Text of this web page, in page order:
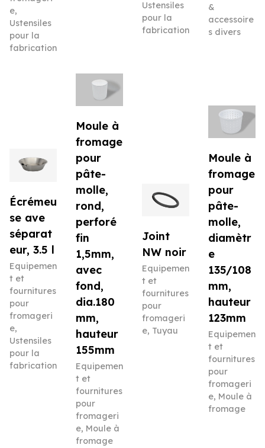
e,
Ustensiles
pour la
fabrication
Ustensiles
pour la
fabrication
&
accessoire
s divers
Écrémeu
se ave
séparat
eur, 3.5 l
Equipemen
t et
fournitures
pour
fromageri
e,
Ustensiles
pour la
fabrication
Moule à
fromage
pour
pâte-
molle,
rond,
perforé
fin
1,5mm,
avec
fond,
dia.180
mm,
hauteur
155mm
Equipemen
t et
fournitures
pour
fromageri
e, Moule à
fromage
Joint
NW noir
Equipemen
t et
fournitures
pour
fromageri
e, Tuyau
Moule à
fromage
pour
pâte-
molle,
diamètr
e
135/108
mm,
hauteur
123mm
Equipemen
t et
fournitures
pour
fromageri
e, Moule à
fromage